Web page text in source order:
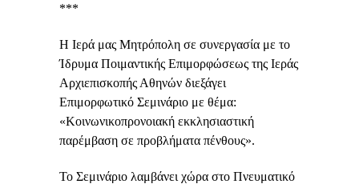
***
H Ιερά μας Μητρόπολη σε συνεργασία με το
Ίδρυμα Ποιμαντικής Επιμορφώσεως της Ιεράς
Αρχιεπισκοπής Αθηνών διεξάγει
Επιμορφωτικό Σεμινάριο με θέμα:
«Κοινωνικοπρονοιακή εκκλησιαστική
παρέμβαση σε προβλήματα πένθους».
Το Σεμινάριο λαμβάνει χώρα στο Πνευματικό